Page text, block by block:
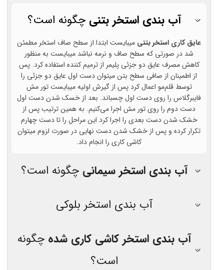
آب بندی استخر بتنی چگونه است؟
عایق کاری استخر بتنی میبایست ابتدا از سطح صاف استخر مطمئن
شد در صورتی که سطح صاف و نرمه نباشد میبایست به منظور
کاهش مصرف عایق دو جزئی پلیمر از ترمیم کننده استفاده کرد. پس
از اطمینان از صافی سطح بتن میتوان دست اول عایق دو جزئی را
توسط قلم‌مو اعمال کرد پس از گیرش اولیه میبایست تور مش
فایبرگلاس را روی دست اول چسباند. بعد از خسک شدن دست اول
دست دوم را روی تور مش اجرا می‌کنیم. به همین ترتیب پس از
خشک شدن دست بعدی را اجرا کرد این مراحل را تا دست چهارم
تکرار کرده و پس از خشک شدن دست نهایی در صورت لزوم میتوان
کاشی کاری را انجام داد.
آب بندی استخر سیمانی چگونه است؟
آب بندی استخر بلوکی
آب بندی استخر کاشی کاری شده چگونه
است؟